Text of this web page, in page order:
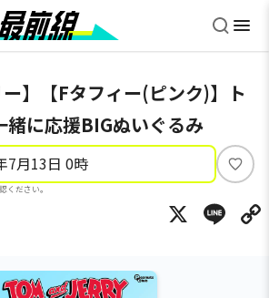
ー】【Fタフィー(ピンク)】ト
緒に応援BIGぬいぐるみ
7月13日 0時
ください。
い
ね
X